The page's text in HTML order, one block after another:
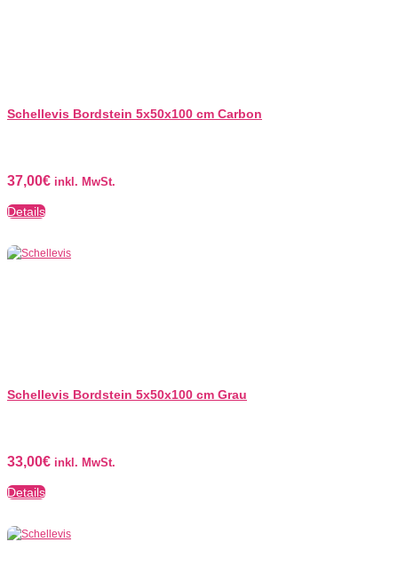
Schellevis Bordstein 5x50x100 cm Carbon
37,00€ inkl. MwSt.
Details
Schellevis Bordstein 5x50x100 cm Grau
33,00€ inkl. MwSt.
Details